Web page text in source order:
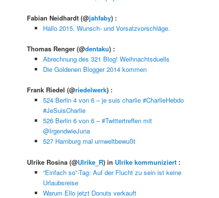
Fabian Neidhardt(@jahfaby) :
Hallo 2015. Wunsch- und Vorsatzvorschläge.
Thomas Renger(@dentaku) :
Abrechnung des 321 Blog! Weihnachtsduells
Die Goldenen Blogger 2014 kommen
Frank Riedel(@riedelwerk) :
524 Berlin 4 von 6 – je suis charlie #CharlieHebdo
#JeSuisCharlie
526 Berlin 6 von 6 – #Twittertreffen mit
@IrgendwieJuna
527 Hamburg mal umweltbewußt
Ulrike Rosina(@Ulrike_R) in Ulrike kommuniziert :
“Einfach so”-Tag: Auf der Flucht zu sein ist keine
Urlaubsreise
Warum Ello jetzt Donuts verkauft